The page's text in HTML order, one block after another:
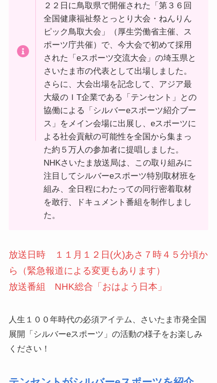
２２日に鳥取県で開催された「第３６回
全国健康福祉祭とっとり大会・ねんりん
ピック鳥取大会」（厚生労働省主催、ス
ポーツ庁共催）で、今大会で初めて採用
された「eスポーツ交流大会」の埼玉県と
さいたま市の代表として出場しました。
さらに、大会出場を記念して、アジア最
大級のＩT企業である「テンセント」との
協働による「シルバーeスポーツ紹介ブー
ス」をメイン会場に出展し、eスポーツに
よる社会貢献の可能性を全国から集まっ
た約５万人の参加者に提唱しました。
NHKさいたま放送局は、この取り組みに
注目してシルバーeスポーツ特別取材班を
組み、全日程にわたっての同行密着取材
を敢行、ドキュメント番組を制作しまし
た。
放送日時 １１月１２日(火)あさ７時４５分頃か
ら（緊急報道による変更もあります）
放送番組 NHK総合「おはよう日本」
人生１００年時代の必須アイテム、さいたま市発全国
展開「シルバーeスポーツ」の活動の様子をお楽しみ
ください！